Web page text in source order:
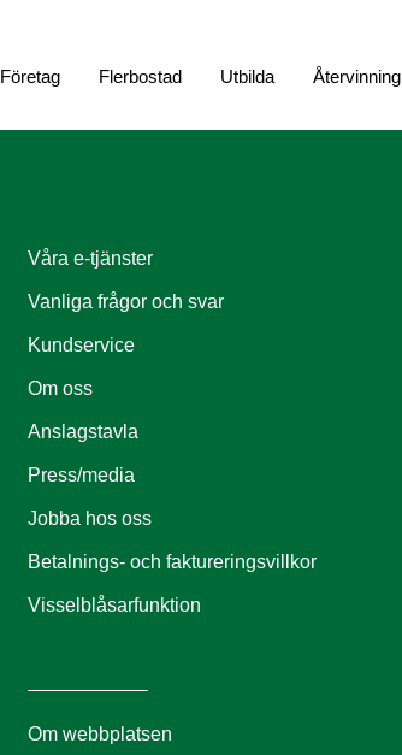
Företag Flerbostad Utbilda Återvinning
Våra e-tjänster
Vanliga frågor och svar
Kundservice
Om oss
Anslagstavla
Press/media
Jobba hos oss
Betalnings- och faktureringsvillkor
Visselblåsarfunktion
Om webbplatsen